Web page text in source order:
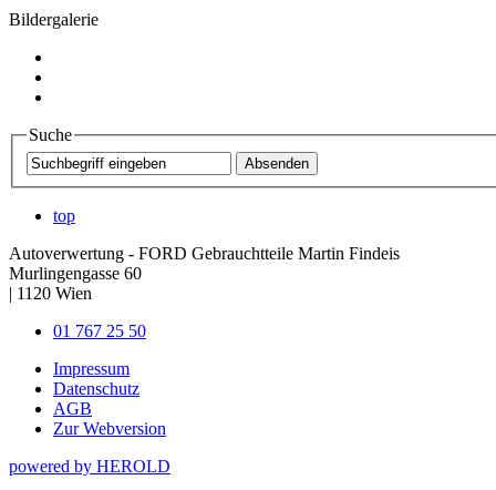
Bildergalerie
Suche
top
Autoverwertung - FORD Gebrauchtteile Martin Findeis
Murlingengasse 60
| 1120 Wien
01 767 25 50
Impressum
Datenschutz
AGB
Zur Webversion
powered by HEROLD